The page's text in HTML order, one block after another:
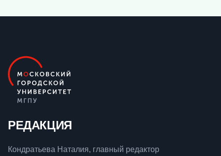
РЕДАКЦИЯ
Кондратьева Наталия, главный редактор